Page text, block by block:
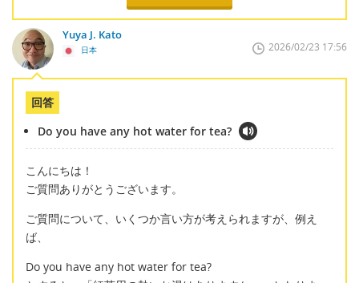
Yuya J. Kato
日本 2026/02/23 17:56
回答
Do you have any hot water for tea?
こんにちは！
ご質問ありがとうございます。
ご質問について、いくつか言い方が考えられますが、例え
ば、
Do you have any hot water for tea?